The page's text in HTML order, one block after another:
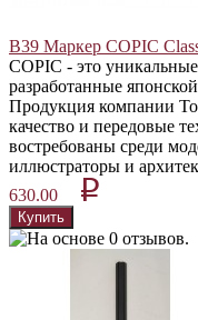
В39 Маркер COPIC
COPIC - это
разработанные
Продукция компании
качество и передовые
востребованы среди
иллюстраторы и
630.00
p